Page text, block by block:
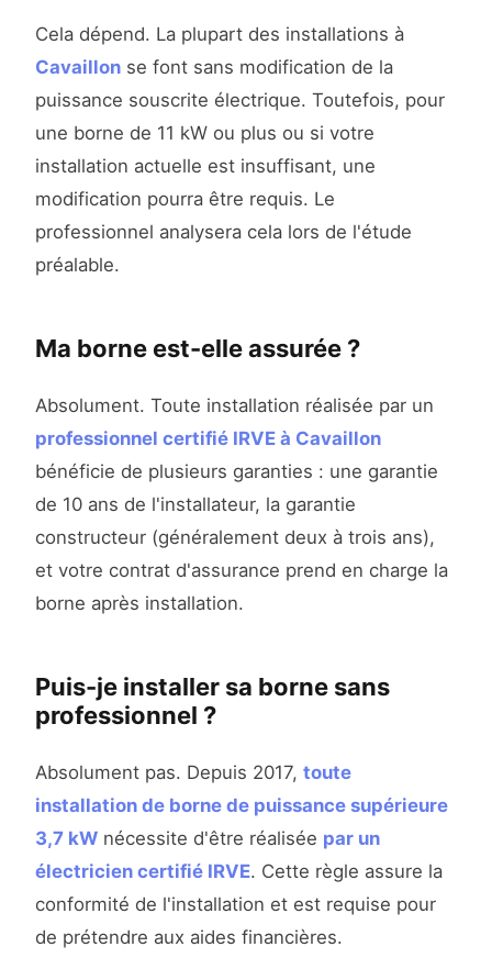
Cela dépend. La plupart des installations à
Cavaillon se font sans modification de la
puissance souscrite électrique. Toutefois, pour
une borne de 11 kW ou plus ou si votre
installation actuelle est insuffisant, une
modification pourra être requis. Le
professionnel analysera cela lors de l'étude
préalable.
Ma borne est-elle assurée ?
Absolument. Toute installation réalisée par un
professionnel certifié IRVE à Cavaillon
bénéficie de plusieurs garanties : une garantie
de 10 ans de l'installateur, la garantie
constructeur (généralement deux à trois ans),
et votre contrat d'assurance prend en charge la
borne après installation.
Puis-je installer sa borne sans
professionnel ?
Absolument pas. Depuis 2017, toute
installation de borne de puissance supérieure
3,7 kW nécessite d'être réalisée par un
électricien certifié IRVE. Cette règle assure la
conformité de l'installation et est requise pour
de prétendre aux aides financières.